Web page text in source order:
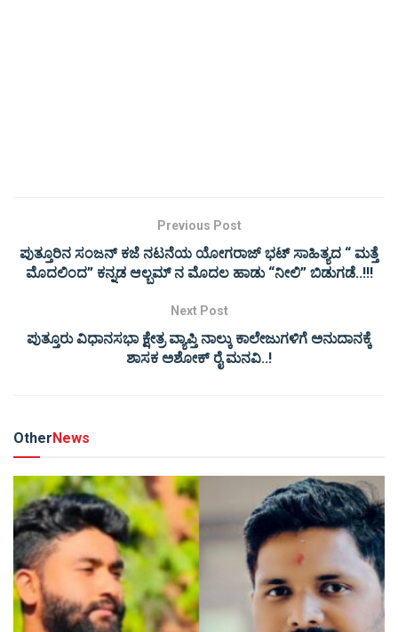
Previous Post
ಪುತ್ತೂರಿನ ಸಂಜನ್ ಕಜೆ ನಟನೆಯ ಯೋಗರಾಜ್ ಭಟ್ ಸಾಹಿತ್ಯದ “ ಮತ್ತೆ
ಮೊದಲಿಂದ” ಕನ್ನಡ ಆಲ್ಬಮ್ ನ ಮೊದಲ ಹಾಡು “ನೀಲಿ” ಬಿಡುಗಡೆ..!!!
Next Post
ಪುತ್ತೂರು ವಿಧಾನಸಭಾ ಕ್ಷೇತ್ರ ವ್ಯಾಪ್ತಿ ನಾಲ್ಕು ಕಾಲೇಜುಗಳಿಗೆ ಅನುದಾನಕ್ಕೆ
ಶಾಸಕ ಅಶೋಕ್ ರೈ ಮನವಿ..!
OtherNews